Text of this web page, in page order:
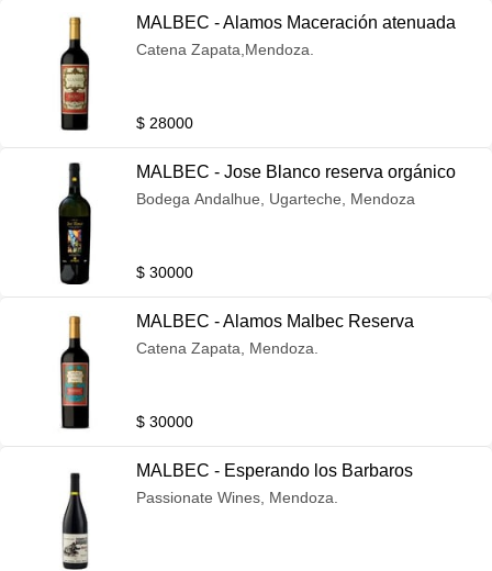
MALBEC - Alamos Maceración atenuada
Catena Zapata,Mendoza.
$ 28000
MALBEC - Jose Blanco reserva orgánico
Bodega Andalhue, Ugarteche, Mendoza
$ 30000
MALBEC - Alamos Malbec Reserva
Catena Zapata, Mendoza.
$ 30000
MALBEC - Esperando los Barbaros
Passionate Wines, Mendoza.